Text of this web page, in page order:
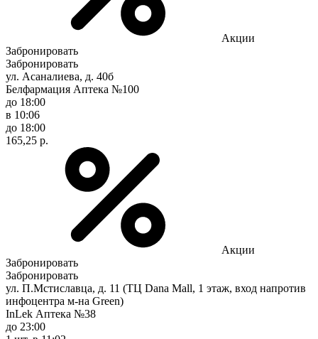
Акции
Забронировать
Забронировать
ул. Асаналиева, д. 40б
Белфармация Аптека №100
до 18:00
в 10:06
до 18:00
165,25 р.
Акции
Забронировать
Забронировать
ул. П.Мстиславца, д. 11 (ТЦ Dana Mall, 1 этаж, вход напротив
инфоцентра м-на Green)
InLek Аптека №38
до 23:00